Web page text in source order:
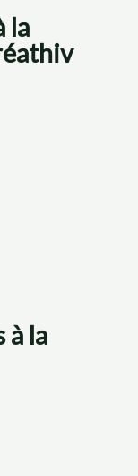
la
à la